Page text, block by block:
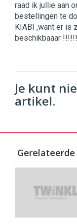
raad ik jullie aan
bestellingen te
KIABI ,want er is
beschikbaaar
Je kunt
artikel.